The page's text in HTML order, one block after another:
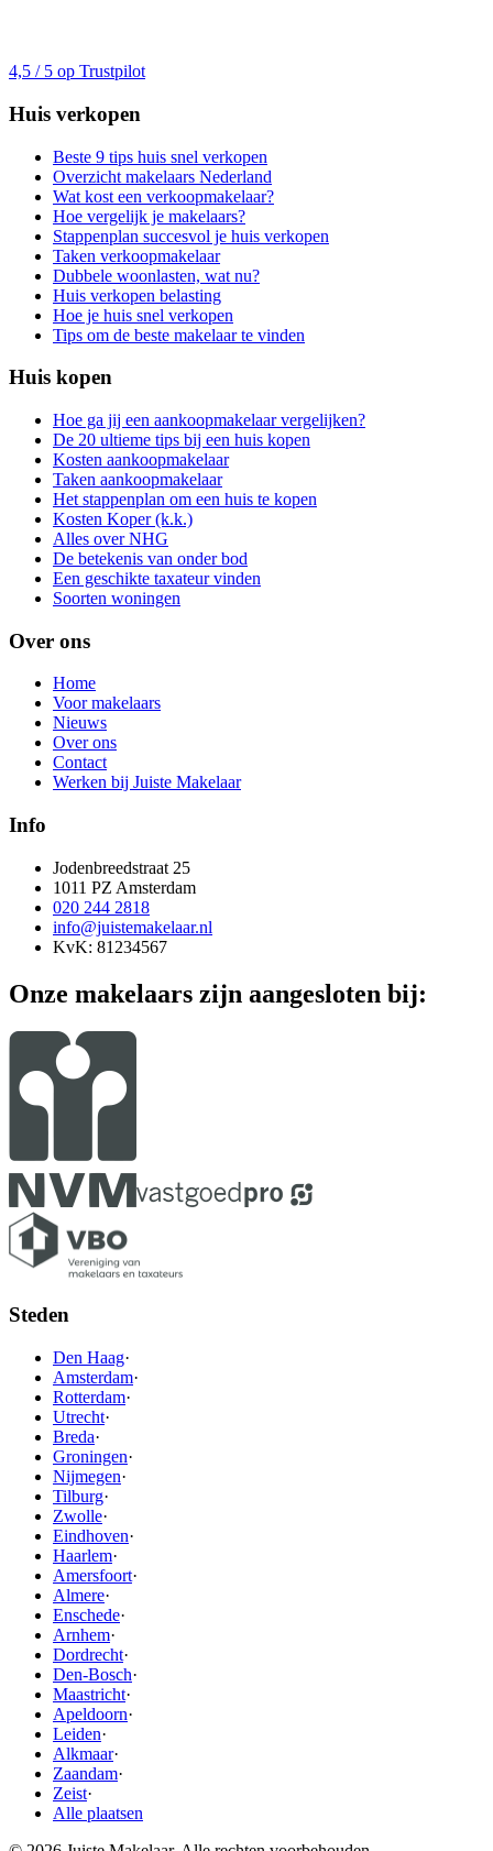
4,5 / 5 op Trustpilot
Huis verkopen
Beste 9 tips huis snel verkopen
Overzicht makelaars Nederland
Wat kost een verkoopmakelaar?
Hoe vergelijk je makelaars?
Stappenplan succesvol je huis verkopen
Taken verkoopmakelaar
Dubbele woonlasten, wat nu?
Huis verkopen belasting
Hoe je huis snel verkopen
Tips om de beste makelaar te vinden
Huis kopen
Hoe ga jij een aankoopmakelaar vergelijken?
De 20 ultieme tips bij een huis kopen
Kosten aankoopmakelaar
Taken aankoopmakelaar
Het stappenplan om een huis te kopen
Kosten Koper (k.k.)
Alles over NHG
De betekenis van onder bod
Een geschikte taxateur vinden
Soorten woningen
Over ons
Home
Voor makelaars
Nieuws
Over ons
Contact
Werken bij Juiste Makelaar
Info
Jodenbreedstraat 25
1011 PZ Amsterdam
020 244 2818
info@juistemakelaar.nl
KvK: 81234567
Onze makelaars zijn aangesloten bij:
Steden
Den Haag·
Amsterdam·
Rotterdam·
Utrecht·
Breda·
Groningen·
Nijmegen·
Tilburg·
Zwolle·
Eindhoven·
Haarlem·
Amersfoort·
Almere·
Enschede·
Arnhem·
Dordrecht·
Den-Bosch·
Maastricht·
Apeldoorn·
Leiden·
Alkmaar·
Zaandam·
Zeist·
Alle plaatsen